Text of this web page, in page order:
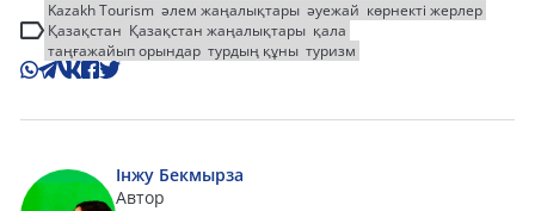
Kazakh Tourism әлем жаңалықтары әуежай көрнекті жерлер
Қазақстан Қазақстан жаңалықтары қала
таңғажайып орындар турдың құны туризм
Інжу Бекмырза
Автор